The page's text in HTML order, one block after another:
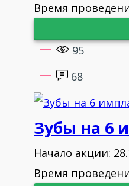
2010 -
2010 -
2012 - "
Время
95
68
Зубы на 6
Начало акции:
Время